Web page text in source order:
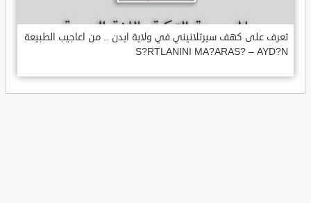
تعرف على كهف سيرتلانيني في ولاية ايدن .. من اعاجيب الطبيعة
S?RTLANINI MA?ARAS? – AYD?N